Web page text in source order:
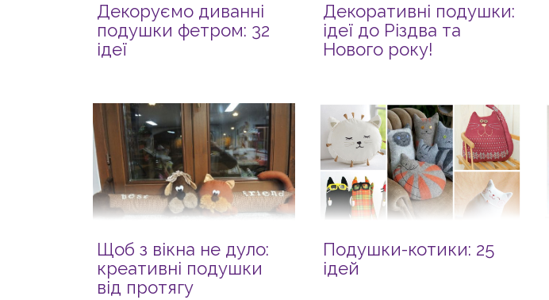
Декоруємо диванні
подушки фетром: 32
ідеї
Декоративні подушки:
ідеї до Різдва та
Нового року!
Щоб з вікна не дуло:
креативні подушки
від протягу
Подушки-котики: 25
ідей